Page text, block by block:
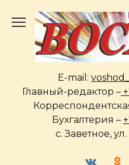
содержанию
E-mail:
Главный-редактор –
Бухгалтерия –
с. Заветное,